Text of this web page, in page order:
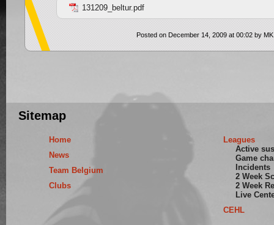
131209_beltur.pdf
Posted on December 14, 2009 at 00:02 by MK
Sitemap
Home
News
Team Belgium
Clubs
Leagues
Active
Game
Incidents
2 Week
2 Week
Live
CEHL